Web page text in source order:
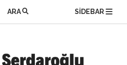
ARA SIDEBAR